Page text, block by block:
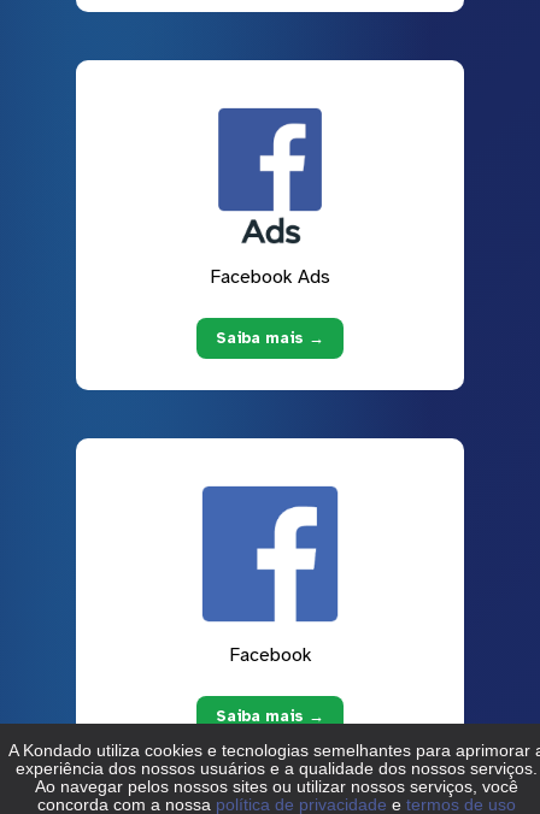
Facebook Ads
Saiba mais →
Facebook
Saiba mais →